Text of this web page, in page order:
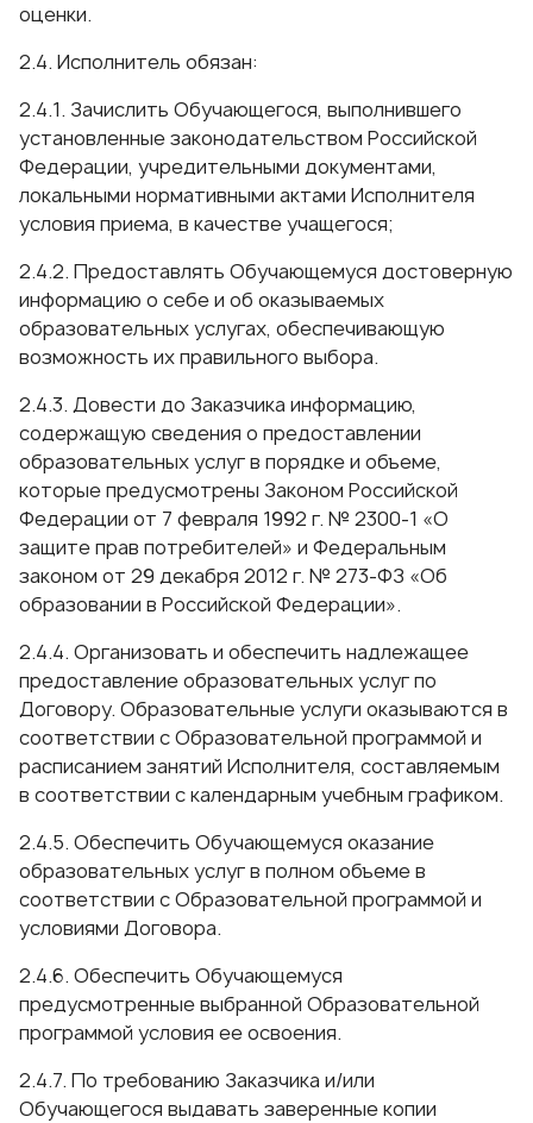
оценки.
2.4. Исполнитель обязан:
2.4.1. Зачислить Обучающегося, выполнившего
установленные законодательством Российской
Федерации, учредительными документами,
локальными нормативными актами Исполнителя
условия приема, в качестве учащегося;
2.4.2. Предоставлять Обучающемуся достоверную
информацию о себе и об оказываемых
образовательных услугах, обеспечивающую
возможность их правильного выбора.
2.4.3. Довести до Заказчика информацию,
содержащую сведения о предоставлении
образовательных услуг в порядке и объеме,
которые предусмотрены Законом Российской
Федерации от 7 февраля 1992 г. № 2300-1 «О
защите прав потребителей» и Федеральным
законом от 29 декабря 2012 г. № 273-ФЗ «Об
образовании в Российской Федерации».
2.4.4. Организовать и обеспечить надлежащее
предоставление образовательных услуг по
Договору. Образовательные услуги оказываются в
соответствии с Образовательной программой и
расписанием занятий Исполнителя, составляемым
в соответствии с календарным учебным графиком.
2.4.5. Обеспечить Обучающемуся оказание
образовательных услуг в полном объеме в
соответствии с Образовательной программой и
условиями Договора.
2.4.6. Обеспечить Обучающемуся
предусмотренные выбранной Образовательной
программой условия ее освоения.
2.4.7. По требованию Заказчика и/или
Обучающегося выдавать заверенные копии